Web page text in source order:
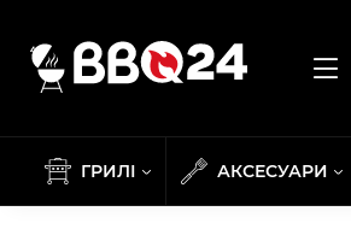
ГРИЛІ АКСЕСУАРИ